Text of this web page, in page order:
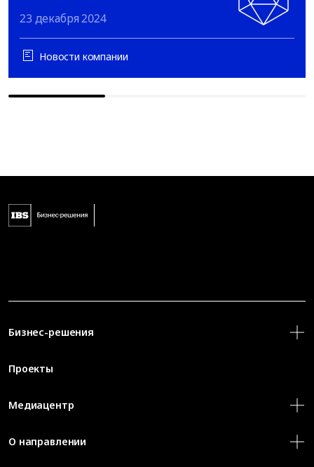
23 декабря 2024
Новости компании
Бизнес-решения
Проекты
Медиацентр
О направлении